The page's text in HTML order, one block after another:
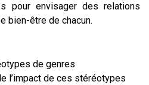
pour envisager des relations
bien-être de chacun.
de genres
l’impact de ces stéréotypes